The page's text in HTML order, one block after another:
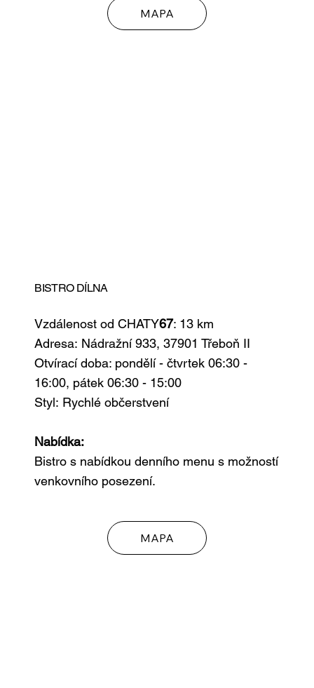
MAPA
BISTRO DÍLNA
Vzdálenost od CHATY67: 13 km
Adresa: Nádražní 933, 37901 Třeboň II
Otvírací doba: pondělí - čtvrtek 06:30 -
16:00, pátek 06:30 - 15:00
Styl: Rychlé občerstvení
Nabídka:
Bistro s nabídkou denního menu s možností
venkovního posezení.
MAPA